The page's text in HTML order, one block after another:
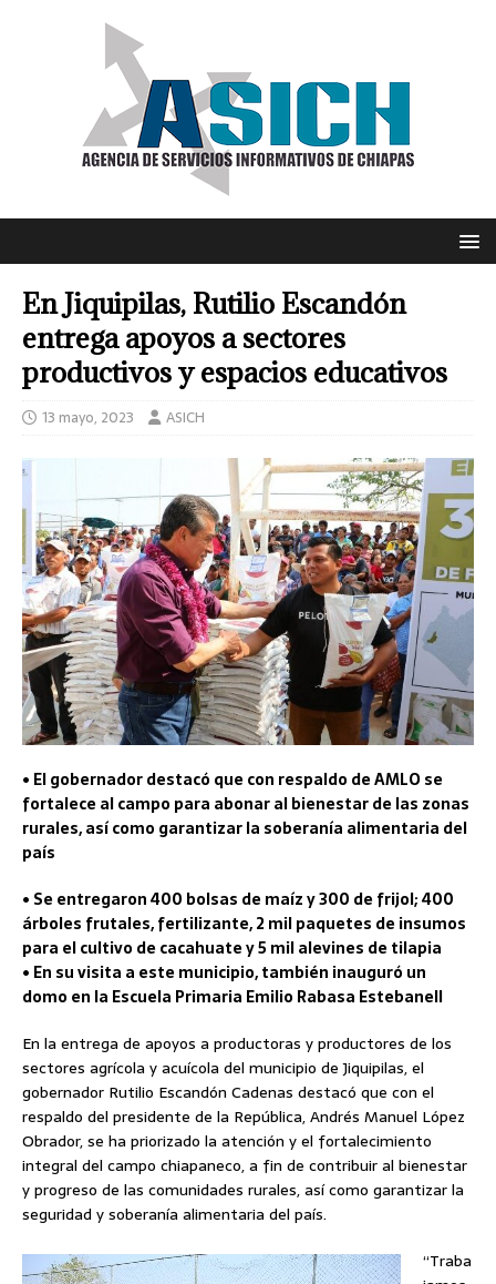
En Jiquipilas, Rutilio Escandón
entrega apoyos a sectores
productivos y espacios educativos
13 mayo, 2023 ASICH
• El gobernador destacó que con respaldo de AMLO se
fortalece al campo para abonar al bienestar de las zonas
rurales, así como garantizar la soberanía alimentaria del
país
• Se entregaron 400 bolsas de maíz y 300 de frijol; 400
árboles frutales, fertilizante, 2 mil paquetes de insumos
para el cultivo de cacahuate y 5 mil alevines de tilapia
• En su visita a este municipio, también inauguró un
domo en la Escuela Primaria Emilio Rabasa Estebanell
En la entrega de apoyos a productoras y productores de los
sectores agrícola y acuícola del municipio de Jiquipilas, el
gobernador Rutilio Escandón Cadenas destacó que con el
respaldo del presidente de la República, Andrés Manuel López
Obrador, se ha priorizado la atención y el fortalecimiento
integral del campo chiapaneco, a fin de contribuir al bienestar
y progreso de las comunidades rurales, así como garantizar la
seguridad y soberanía alimentaria del país.
“Traba